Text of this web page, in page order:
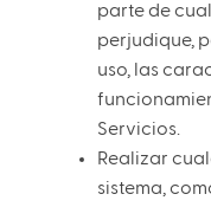
parte de
perjudique,
uso, las
Servicios.
Realizar
sistema,